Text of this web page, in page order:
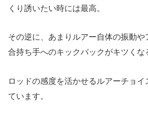
くり誘いたい時には最高。
その逆に、あまりルアー自体の振動
合持ち手へのキックバックがキツくな
ロッドの感度を活かせるルアーチョイ
ています。